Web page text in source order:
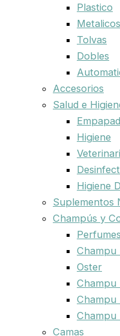
Plastico
Metalicos
Tolvas
Dobles
Accesorios
Salud e
Higiene
Higiene
Suplementos
Champús y
Champu
Oster
Champu
Champu
Champu
Camas